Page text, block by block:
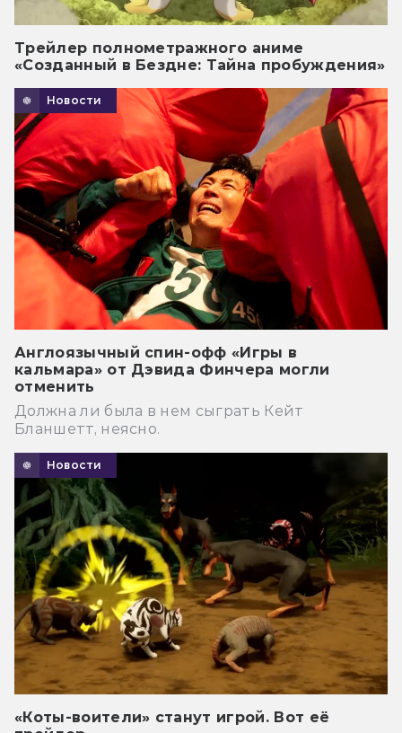
Трейлер полнометражного аниме
«Созданный в Бездне: Тайна пробуждения»
Новости
Англоязычный спин-офф «Игры в
кальмара» от Дэвида Финчера могли
отменить
Должна ли была в нем сыграть Кейт
Бланшетт, неясно.
Новости
«Коты-воители» станут игрой. Вот её